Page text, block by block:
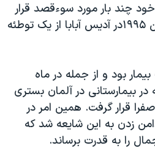
چند بار مورد سوءقصد قرار
گرفت. از جمله در ۲۶ ژوئن ۱۹۹۵در آدیس آبابا از یک توطئه
بود و از جمله در ماه
سه هفته در بیمارستانی در آلمان بستری
قرار گرفت. همین امر در
زدن به این شایعه شد که
را به قدرت برساند.